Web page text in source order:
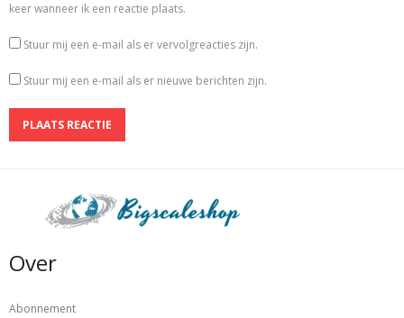
keer wanneer ik een reactie plaats.
Stuur mij een e-mail als er vervolgreacties zijn.
Stuur mij een e-mail als er nieuwe berichten zijn.
Over
Abonnement